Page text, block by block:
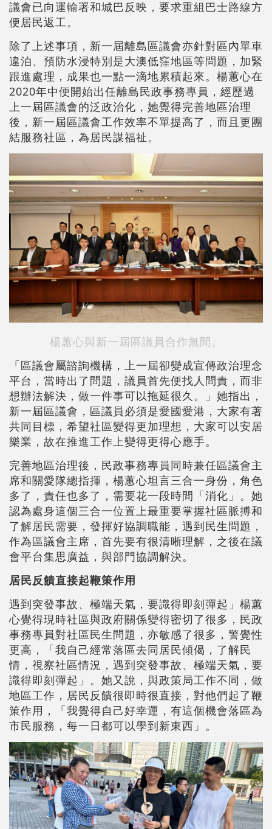
議會已向運輸署和城巴反映，要求重組巴士路線方
便居民返工。
除了上述事項，新一屆離島區議會亦針對區內單車
違泊、預防水浸特別是大澳低窪地區等問題，加緊
跟進處理，成果也一點一滴地累積起來。楊蕙心在
2020年中便開始出任離島民政事務專員，經歷過
上一屆區議會的泛政治化，她覺得完善地區治理
後，新一屆區議會工作效率不單提高了，而且更團
結服務社區，為居民謀福祉。
楊蕙心與新一屆區議員合作無間。
「區議會屬諮詢機構，上一屆卻變成宣傳政治理念
平台，當時出了問題，議員首先便找人問責，而非
想辦法解決，做一件事可以拖延很久。」她指出，
新一屆區議會，區議員必須是愛國愛港，大家有著
共同目標，希望社區變得更加理想，大家可以安居
樂業，故在推進工作上變得更得心應手。
完善地區治理後，民政事務專員同時兼任區議會主
席和關愛隊總指揮，楊蕙心坦言三合一身份，角色
多了，責任也多了，需要花一段時間「消化」。她
認為處身這個三合一位置上最重要掌握社區脈搏和
了解居民需要，發揮好協調職能，遇到民生問題，
作為區議會主席，首先要有很清晰理解，之後在議
會平台集思廣益，與部門協調解決。
居民反饋直接起鞭策作用
遇到突發事故、極端天氣，要識得即刻彈起」楊蕙
心覺得現時社區與政府關係變得密切了很多，民政
事務專員對社區民生問題，亦敏感了很多，警覺性
更高，「我自己經常落區去同居民傾偈，了解民
情，視察社區情況，遇到突發事故、極端天氣，要
識得即刻彈起」。她又說，與政策局工作不同，做
地區工作，居民反饋很即時很直接，對他們起了鞭
策作用，「我覺得自己好幸運，有這個機會落區為
市民服務，每一日都可以學到新東西」。